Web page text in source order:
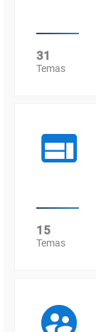
31
Temas
15
Temas